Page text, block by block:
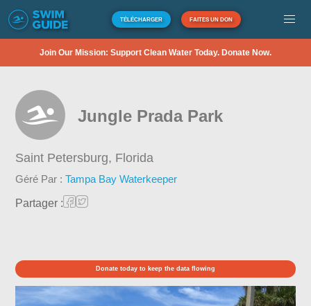
TÉLÉCHARGER FAITES UN DON
Join Our Mission: Support Clean Water Today. Donate Now.
Jungle Prada Park
Saint Petersburg, Florida
Géré Par :Tampa Bay Waterkeeper
Partager :
Donate today to keep the data flowing